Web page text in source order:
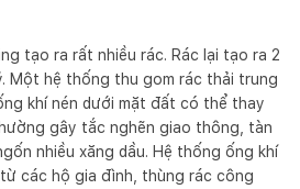
tạo ra rất nhiều rác. Rác lại tạo ra 2
Một hệ thống thu gom rác thải trung
khí nén dưới mặt đất có thể thay
gây tắc nghẽn giao thông, tàn
nhiều xăng dầu. Hệ thống ống khí
các hộ gia đình, thùng rác công